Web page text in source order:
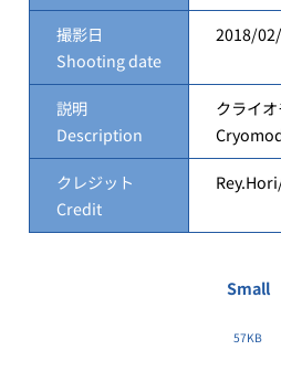
撮影日
Shooting date
2018/
説明
Description
クライ
クレジット
Credit
Small
57KB